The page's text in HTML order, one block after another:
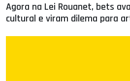
Agora na Lei Rouanet, bets
cultural e viram dilema para